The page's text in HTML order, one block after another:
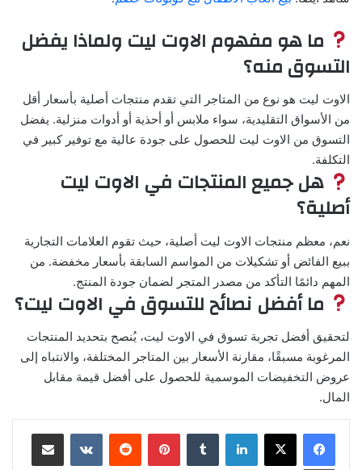
ما هو مفهوم الاوت ليت ولماذا يفضل
التسوق منه؟
الاوت ليت هو نوع من المتاجر التي تقدم منتجات أصلية بأسعار أقل
من الأسواق التقليدية، سواء ملابس أو أحذية أو أدوات منزلية. يفضل
التسوق من الاوت ليت للحصول على جودة عالية مع توفير كبير في
التكلفة.
هل جميع المنتجات في الاوت ليت
أصلية؟
نعم، معظم منتجات الاوت ليت أصلية، حيث تقوم العلامات التجارية
ببيع الفائض أو تشكيلات من المواسم السابقة بأسعار مخفضة. من
المهم دائمًا التأكد من مصدر المتجر لضمان جودة المنتج.
ما أفضل نصائح للتسوق في الاوت ليت؟
لتحقيق أفضل تجربة تسوق في الاوت ليت، يُنصح بتحديد المنتجات
المرغوبة مسبقًا، مقارنة الأسعار بين المتاجر المختلفة، والانتباه إلى
عروض التخفيضات الموسمية للحصول على أفضل قيمة مقابل
المال.
لينكدإن بينتيريست مشاركة عبر البريد